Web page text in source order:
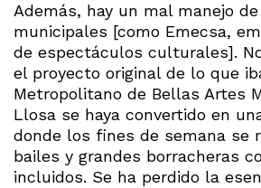
Además, hay un mal manejo
municipales [como Emecsa,
de espectáculos culturales].
el proyecto original de lo que
Metropolitano de Bellas Artes
Llosa se haya convertido en
donde los fines de semana se
bailes y grandes borracheras
incluidos. Se ha perdido la